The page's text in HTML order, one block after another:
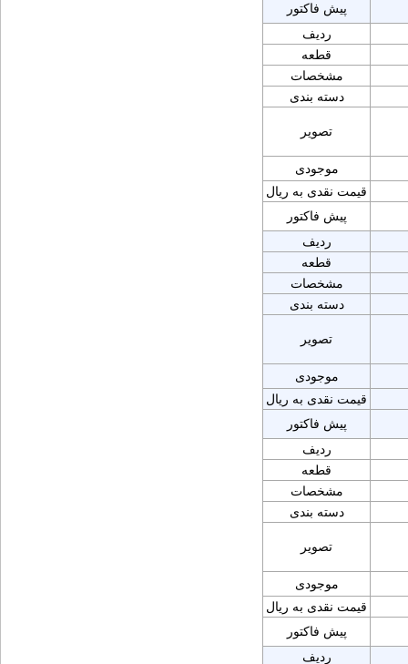
پیش فاکتور
ردیف
قطعه
مشخصات
دسته بندی
تصویر
موجودی
قیمت نقدی به ریال
پیش فاکتور
ردیف
قطعه
مشخصات
دسته بندی
تصویر
موجودی
قیمت نقدی به ریال
پیش فاکتور
ردیف
قطعه
مشخصات
دسته بندی
تصویر
موجودی
قیمت نقدی به ریال
پیش فاکتور
ردیف